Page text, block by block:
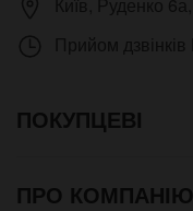
ПОКУПЦЕВІ
ПРО КОМПАНІЮ